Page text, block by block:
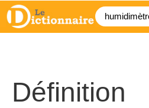
Définition